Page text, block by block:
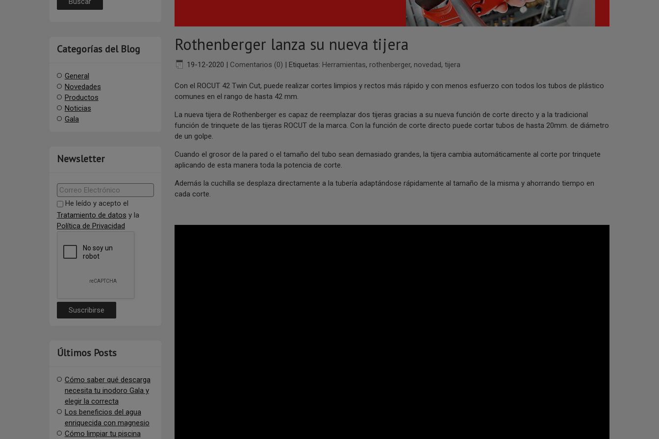
Categorías del Blog
General
Novedades
Productos
Noticias
Gala
Newsletter
He leído y acepto el
Tratamiento de datos y la
Política de Privacidad
Últimos Posts
Cómo saber qué descarga
necesita tu inodoro Gala y
elegir la correcta
Los beneficios del agua
enriquecida con magnesio
Cómo limpiar tu piscina
Rothenberger lanza su nueva tijera
19-12-2020 | Comentarios (0) | Etiquetas: Herramientas, rothenberger, novedad, tijera
Con el ROCUT 42 Twin Cut, puede realizar cortes limpios y rectos más rápido y con menos esfuerzo con todos los tubos de plástico
comunes en el rango de hasta 42 mm.
La nueva tijera de Rothenberger es capaz de reemplazar dos tijeras gracias a su nueva función de corte directo y a la tradicional
función de trinquete de las tijeras ROCUT de la marca. Con la función de corte directo puede cortar tubos de hasta 20mm. de diámetro
de un golpe.
Cuando el grosor de la pared o el tamaño del tubo sean demasiado grandes, la tijera cambia automáticamente al corte por trinquete
aplicando de esta manera toda la potencia de corte.
Además la cuchilla se desplaza directamente a la tubería adaptándose rápidamente al tamaño de la misma y ahorrando tiempo en
cada corte.